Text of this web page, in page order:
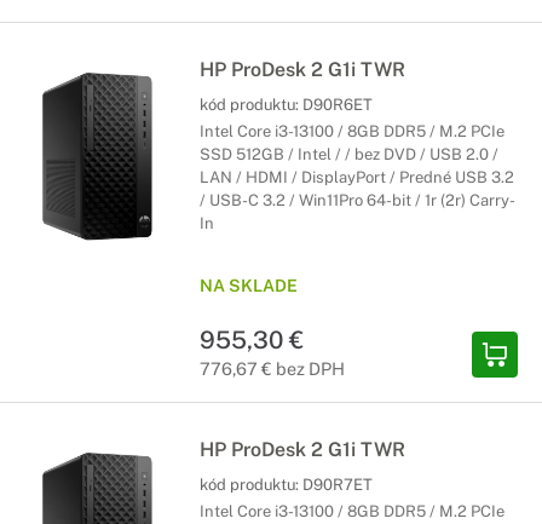
HP ProDesk 2 G1i TWR
kód produktu: D90R6ET
Intel Core i3-13100 / 8GB DDR5 / M.2 PCIe
SSD 512GB / Intel / / bez DVD / USB 2.0 /
LAN / HDMI / DisplayPort / Predné USB 3.2
/ USB-C 3.2 / Win11Pro 64-bit / 1r (2r) Carry-
In
NA SKLADE
955,30 €
776,67 € bez DPH
HP ProDesk 2 G1i TWR
kód produktu: D90R7ET
Intel Core i3-13100 / 8GB DDR5 / M.2 PCIe